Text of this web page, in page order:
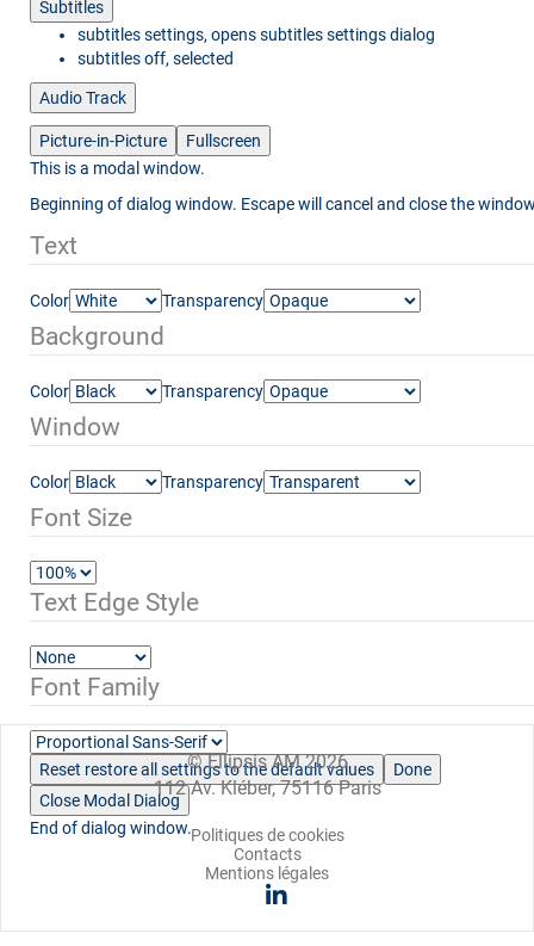
Subtitles
subtitles settings, opens subtitles settings dialog
subtitles off, selected
Audio Track
Picture-in-Picture
Fullscreen
This is a modal window.
Beginning of dialog window. Escape will cancel and close the
Text
Color Transparency
Background
Color Transparency
Window
Color Transparency
Font Size
Text Edge Style
Font Family
Reset restore all settings to the default values
Done
Close Modal Dialog
End of dialog window.
© Ellipsis AM 2026
112 Av. Kléber, 75116 Paris
Politiques de cookies
Contacts
Mentions légales